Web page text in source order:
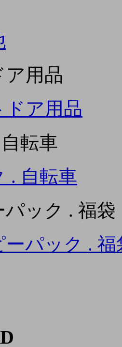
ア用品
ドア用品
転車
. 自転車
ック . 福袋
ーパック . 福